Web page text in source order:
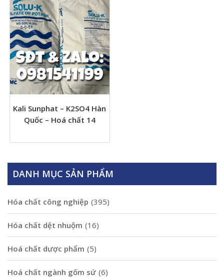
Kali Sunphat – K2SO4 Hàn
Quốc – Hoá chất 14
DANH MỤC SẢN PHẨM
Hóa chất công nghiệp (395)
Hóa chất dệt nhuộm (16)
Hoá chất dược phẩm (5)
Hoá chất ngành gốm sứ (6)